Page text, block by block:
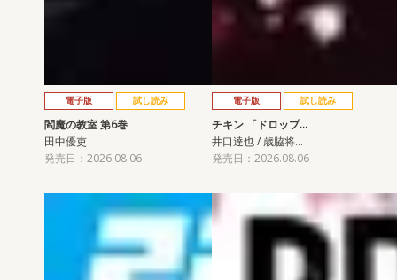
電子版 試し読み
閻魔の教室 第6巻
田中優吏
発売日：2026.08.06
電子版 試し読み
チキン 「ドロップ…
井口達也 / 歳脇将…
発売日：2026.08.06